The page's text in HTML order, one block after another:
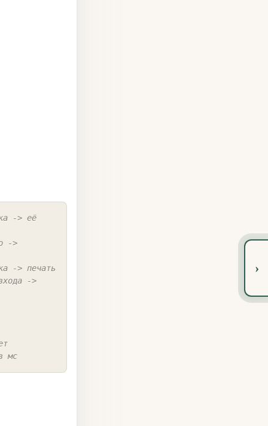
-> её
->
-> печать
->
мс
›